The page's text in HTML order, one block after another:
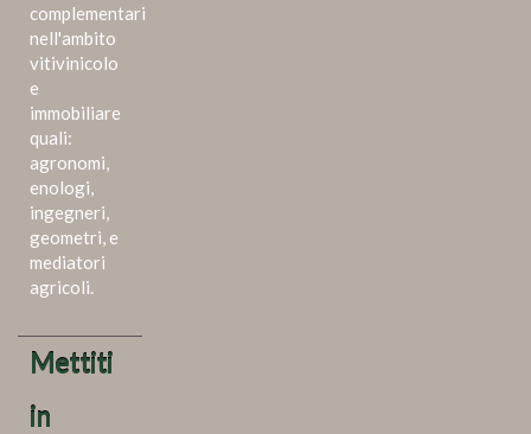
complementari
nell'ambito
vitivinicolo
e
immobiliare
quali:
agronomi,
enologi,
ingegneri,
geometri, e
mediatori
agricoli.
Mettiti
in